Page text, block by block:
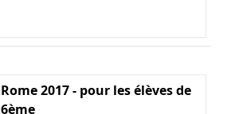
Rome 2017 - pour les élèves de
6ème